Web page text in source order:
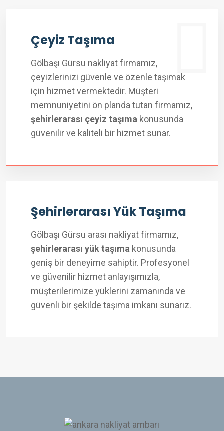
Çeyiz Taşıma
Gölbaşı Gürsu nakliyat firmamız,
çeyizlerinizi güvenle ve özenle taşımak
için hizmet vermektedir. Müşteri
memnuniyetini ön planda tutan firmamız,
şehirlerarası çeyiz taşıma konusunda
güvenilir ve kaliteli bir hizmet sunar.
Şehirlerarası Yük Taşıma
Gölbaşı Gürsu arası nakliyat firmamız,
şehirlerarası yük taşıma konusunda
geniş bir deneyime sahiptir. Profesyonel
ve güvenilir hizmet anlayışımızla,
müşterilerimize yüklerini zamanında ve
güvenli bir şekilde taşıma imkanı sunarız.